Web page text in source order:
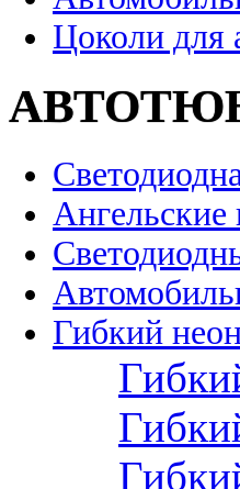
Цоколи для
Ангельские
Гибкий